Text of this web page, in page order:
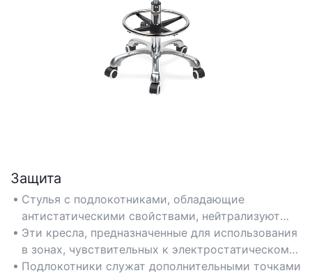
Защита
Стулья с подлокотниками, обладающие
антистатическими свойствами, нейтрализуют
накопление статического электричества за счет
проводящих материалов и заземляющих
соединений, защищая электронные компоненты
Эти кресла, предназначенные для использования
в зонах, чувствительных к электростатическому
разряду (ESD-S), соответствуют стандартам
Подлокотники служат дополнительными точками